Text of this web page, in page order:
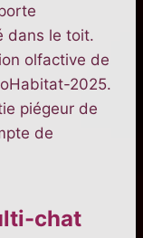
dans le toit.
olfactive de
2025.
piégeur de
de
chat